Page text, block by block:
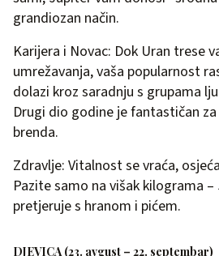
grandiozan način.
Karijera i Novac: Dok Uran trese
umrežavanja, vaša popularnost
dolazi kroz saradnju s grupama
Drugi dio godine je fantastičan
brenda.
Zdravlje: Vitalnost se vraća,
Pazite samo na višak kilograma
pretjeruje s hranom i pićem.
DJEVICA (23. avgust – 22. septembar)